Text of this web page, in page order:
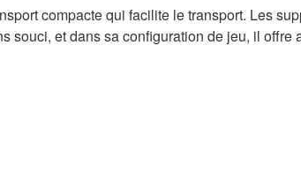
compacte qui facilite le transport. Les
souci, et dans sa configuration de jeu, il